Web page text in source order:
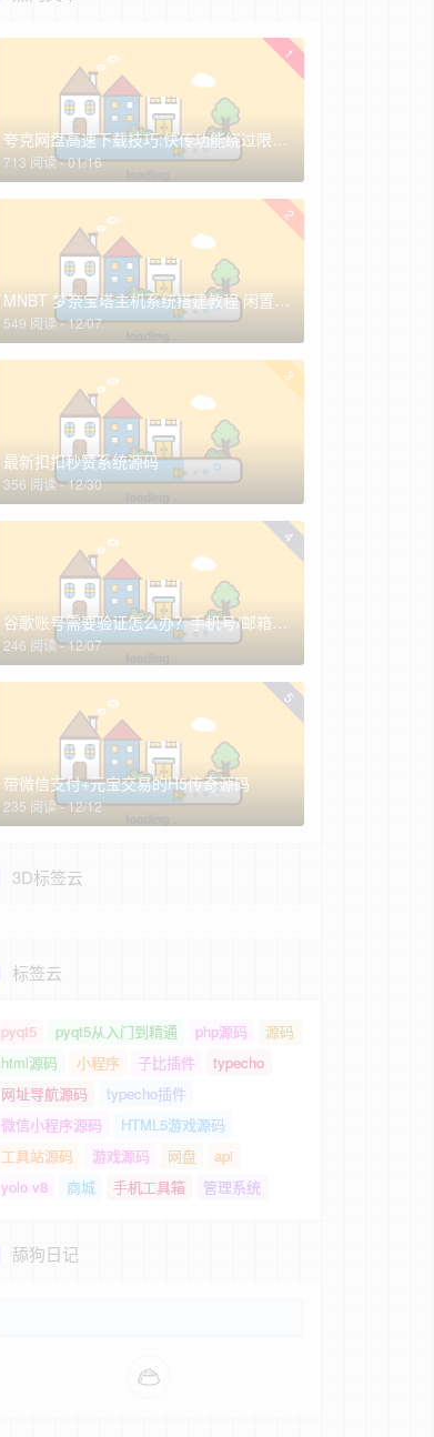
1
夸克网盘高速下载技巧:快传功能绕过限速，非会员实测3-10MB/s(2026最新)
713 阅读 - 01/16
2
MNBT 梦奈宝塔主机系统搭建教程 闲置服务器高效变现指南
549 阅读 - 12/07
3
最新扣扣秒赞系统源码
356 阅读 - 12/30
4
谷歌账号需要验证怎么办？手机号/邮箱全换了怎么找回谷歌账号？
246 阅读 - 12/07
5
带微信支付+元宝交易的H5传奇源码
235 阅读 - 12/12
3D标签云
标签云
pyqt5 pyqt5从入门到精通 php源码
源码
html源码
小程序 子比插件
typecho
网址导航源码
typecho插件
微信小程序源码
HTML5游戏源码
工具站源码
游戏源码 网盘
api
yolo v8
商城 手机工具箱 管理系统
舔狗日记